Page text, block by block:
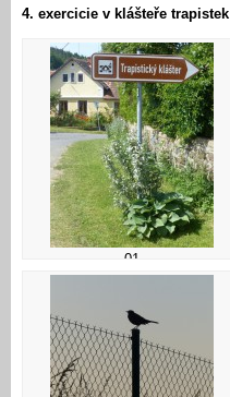
4. exercicie v klášteře trapistek
01